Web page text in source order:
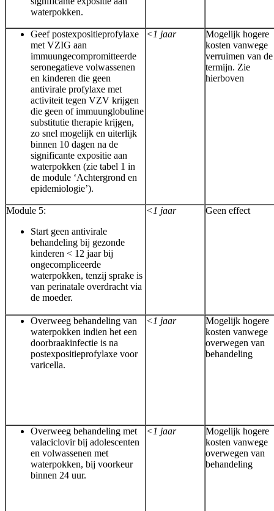
waterpokken.
Geef postexpositieprofylaxe
met VZIG aan
immuungecompromitteerde
seronegatieve volwassenen
en kinderen die geen
antivirale profylaxe met
activiteit tegen VZV krijgen
die geen of immuunglobuline
substitutie therapie krijgen,
zo snel mogelijk en uiterlijk
binnen 10 dagen na de
significante expositie aan
waterpokken (zie tabel 1 in
de module ‘Achtergrond en
epidemiologie’).
<1 jaar
Mogelijk hogere
kosten vanwege
verruimen van de
termijn. Zie
hierboven
Module 5:
Start geen antivirale
behandeling bij gezonde
kinderen < 12 jaar bij
ongecompliceerde
waterpokken, tenzij sprake is
van perinatale overdracht via
de moeder.
<1 jaar Geen effect
Overweeg behandeling van
waterpokken indien het een
doorbraakinfectie is na
postexpositieprofylaxe voor
varicella.
<1 jaar
Mogelijk hogere
kosten vanwege
overwegen van
behandeling
Overweeg behandeling met
valaciclovir bij adolescenten
en volwassenen met
waterpokken, bij voorkeur
binnen 24 uur.
<1 jaar
Mogelijk hogere
kosten vanwege
overwegen van
behandeling